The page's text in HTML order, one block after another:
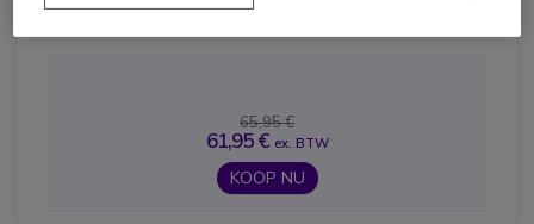
<ul> <li>Het is kabel</li> </ul>
65,95 €
61,95 € ex. BTW
KOOP NU